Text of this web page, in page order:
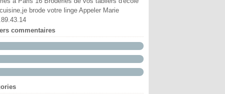
brode votre linge Appeler Marie
commentaires